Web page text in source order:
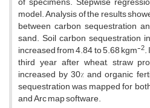
model. Analysis of the results
between carbon sequestration
sand. Soil carbon sequestration
increased from 4.84 to 5.68 kgm-2.
third year after wheat, straw
increased by 30% and organic
sequestration was mapped for
and Arc map software.